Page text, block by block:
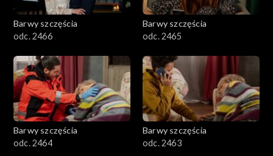
Barwy szczęścia
odc. 2466
Barwy szczęścia
odc. 2465
Barwy szczęścia
odc. 2464
Barwy szczęścia
odc. 2463